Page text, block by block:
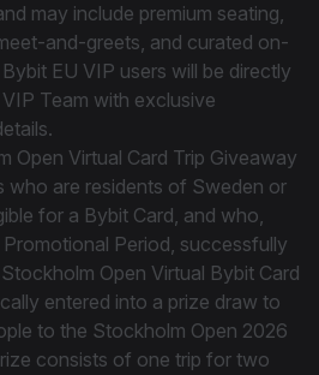
may include premium seating,
and-greets, and curated on-
EU VIP users will be directly
Team with exclusive
Open Virtual Card Trip Giveaway
who are residents of Sweden or
for a Bybit Card, and who,
Period, successfully
Open Virtual Bybit Card
entered into a prize draw to
to the Stockholm Open 2026
consists of one trip for two